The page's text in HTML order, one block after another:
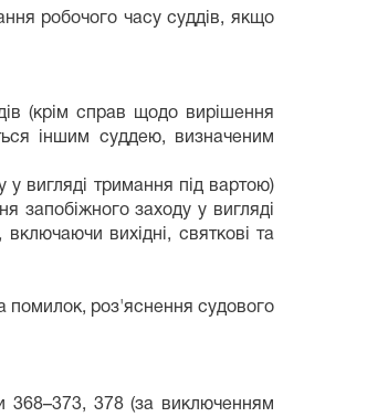
робочого часу суддів, якщо
(крім справ щодо вирішення
іншим суддею, визначеним
у вигляді тримання під вартою)
запобіжного заходу у вигляді
вихідні, святкові та
помилок, роз'яснення судового
368–373, 378 (за виключенням